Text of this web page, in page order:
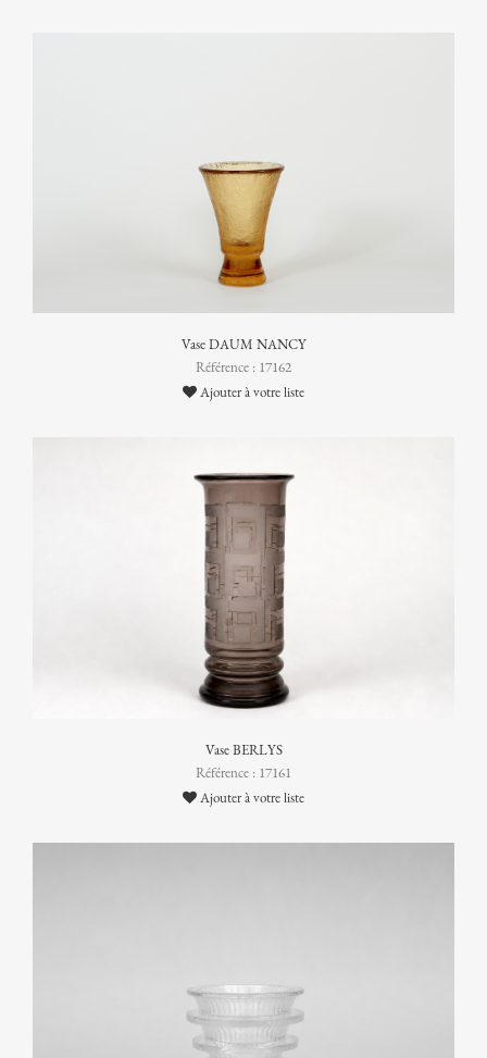
Vase DAUM NANCY
Référence : 17162
Ajouter à votre liste
Vase BERLYS
Référence : 17161
Ajouter à votre liste